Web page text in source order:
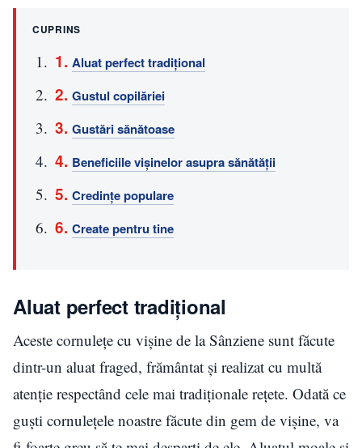
CUPRINS
Aluat perfect tradițional
Gustul copilăriei
Gustări sănătoase
Beneficiile vișinelor asupra sănătății
Credințe populare
Create pentru tine
Aluat perfect tradițional
Aceste cornulețe cu vișine de la Sânziene sunt făcute
dintr-un aluat fraged, frământat și realizat cu multă
atenție respectând cele mai tradiționale rețete. Odată ce
guști cornulețele noastre făcute din gem de vișine, va